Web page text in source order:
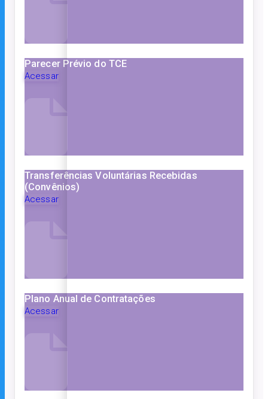
Parecer Prévio do TCE
Acessar
Transferências Voluntárias Recebidas
(Convênios)
Acessar
Plano Anual de Contratações
Acessar